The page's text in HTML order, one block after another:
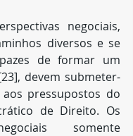
negociais,
diversos e se
de formar um
devem submeter-
pressupostos do
de Direito. Os
somente